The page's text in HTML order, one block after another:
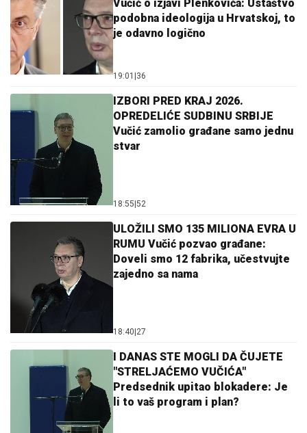
Vučić o izjavi Plenkovića: Ustaštvo
podobna ideologija u Hrvatskoj, to
je odavno logično
19:01 |36
IZBORI PRED KRAJ 2026.
OPREDELIĆE SUDBINU SRBIJE
Vučić zamolio građane samo jednu
stvar
18:55|52
ULOŽILI SMO 135 MILIONA EVRA U
RUMU Vučić pozvao građane:
Doveli smo 12 fabrika, učestvujte
zajedno sa nama
18:40|27
I DANAS STE MOGLI DA ČUJETE
"STRELJAĆEMO VUČIĆA"
Predsednik upitao blokadere: Je
li to vaš program i plan?